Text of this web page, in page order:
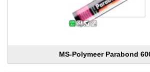
MS-Polymeer Parabond